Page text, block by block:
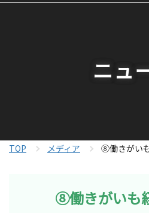
ニュ
TOP メディア ⑧働きがい
⑧働きがいも